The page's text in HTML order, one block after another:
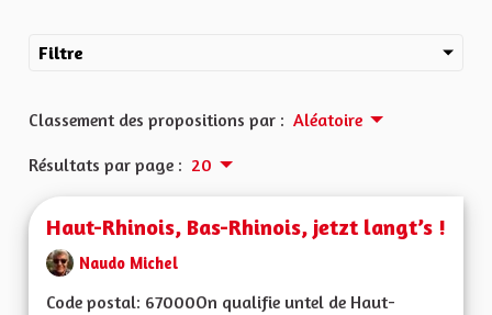
Filtre
Classement des propositions par : Aléatoire
Résultats par page : 20
Haut-Rhinois, Bas-Rhinois, jetzt langt’s !
Naudo Michel
Code postal: 67000On qualifie untel de Haut-